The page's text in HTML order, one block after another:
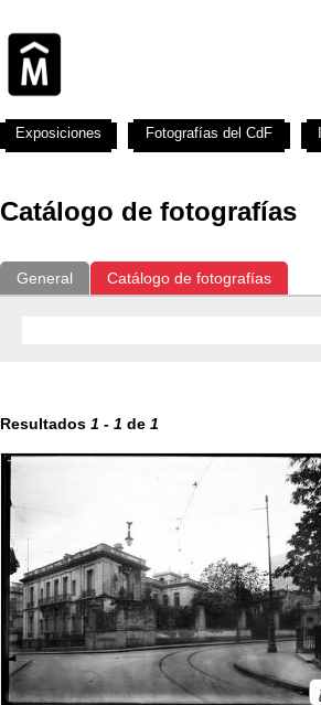
Catálogo de fotografías
General Catálogo de fotografías
Resultados 1 - 1 de 1
Exposiciones Fotografías del CdF